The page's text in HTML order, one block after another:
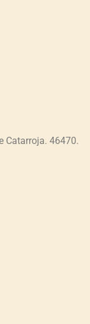
Catarroja. 46470.